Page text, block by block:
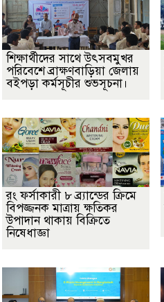
শিক্ষার্থীদের সাথে উৎসবমুখর
পরিবেশে ব্রাক্ষণবাড়িয়া জেলায়
বইপড়া কর্মসূচীর শুভসূচনা।
রং ফর্সাকারী ৮ ব্র্যান্ডের ক্রিমে
বিপজ্জনক মাত্রায় ক্ষতিকর
উপাদান থাকায় বিক্রিতে
নিষেধাজ্ঞা